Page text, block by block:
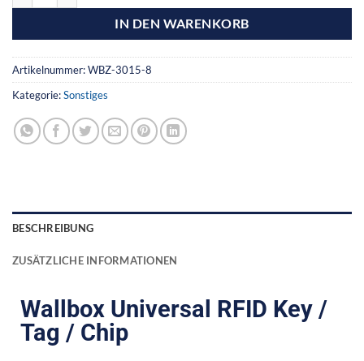
IN DEN WARENKORB
Artikelnummer:WBZ-3015-8
Kategorie:Sonstiges
BESCHREIBUNG
ZUSÄTZLICHE INFORMATIONEN
Wallbox Universal RFID Key /
Tag / Chip